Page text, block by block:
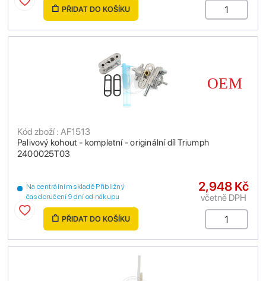
PŘIDAT DO KOŠÍKU
Palivový kohout - kompletní - originální díl Triumph
2400025T03
Kód zboží : AF1513
Na centrálním skladě Přibližný
čas doručení 9 dní od nákupu
2,948 Kč
včetně DPH
PŘIDAT DO KOŠÍKU